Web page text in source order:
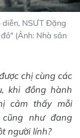
NSƯT Đặng
(Ảnh: Nhà sản
chị cùng các
khi đồng hành
cảm thấy mỗi
như đang
người lính?